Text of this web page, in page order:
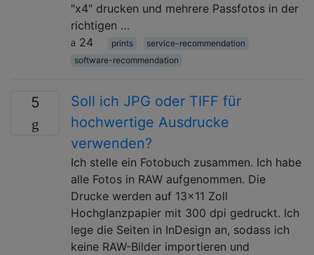
"x4" drucken und mehrere Passfotos in der
richtigen …
24
prints
service-recommendation
software-recommendation
5
Soll ich JPG oder TIFF für
hochwertige Ausdrucke
verwenden?
Ich stelle ein Fotobuch zusammen. Ich habe
alle Fotos in RAW aufgenommen. Die
Drucke werden auf 13x11 Zoll
Hochglanzpapier mit 300 dpi gedruckt. Ich
lege die Seiten in InDesign an, sodass ich
keine RAW-Bilder importieren und